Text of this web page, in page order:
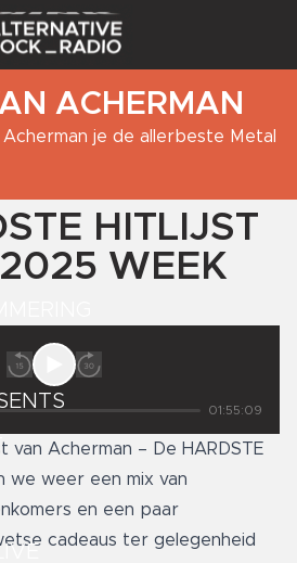
ACHERMAN
je de allerbeste Metal
HITLIJST
WEEK
01:55:09
van Acherman – De HARDSTE
we weer een mix van
en een paar
cadeaus ter gelegenheid